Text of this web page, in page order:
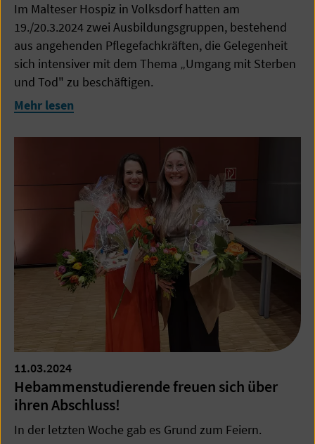
Im Malteser Hospiz in Volksdorf hatten am
19./20.3.2024 zwei Ausbildungsgruppen, bestehend
aus angehenden Pflegefachkräften, die Gelegenheit
sich intensiver mit dem Thema „Umgang mit Sterben
und Tod" zu beschäftigen.
Mehr lesen
11.03.2024
Hebammenstudierende freuen sich über
ihren Abschluss!
In der letzten Woche gab es Grund zum Feiern.